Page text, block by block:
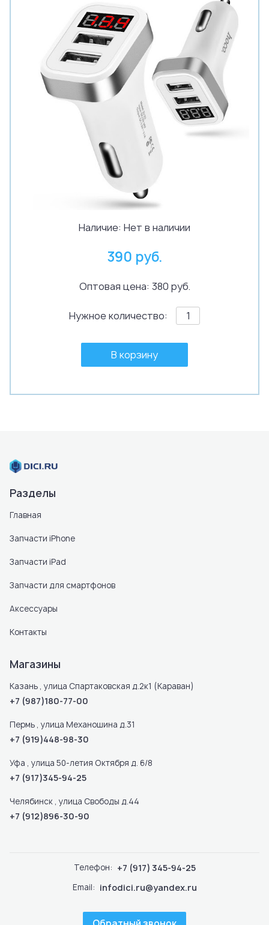
Наличие: Нет в наличии
390 руб.
Оптовая цена: 380 руб.
Нужное количество:
В корзину
Разделы
Главная
Запчасти iPhone
Запчасти iPad
Запчасти для смартфонов
Аксессуары
Контакты
Магазины
Казань , улица Спартаковская д.2к1 (Караван)
+7 (987)180-77-00
Пермь , улица Механошина д.31
+7 (919)448-98-30
Уфа , улица 50-летия Октября д. 6/8
+7 (917)345-94-25
Челябинск , улица Свободы д.44
+7 (912)896-30-90
Телефон: +7 (917) 345-94-25
Email: infodici.ru@yandex.ru